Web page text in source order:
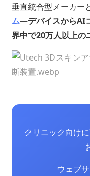
垂直統合型メーカー
ム—デバイスからAI
界中で20万人以上の
クリニック向け
ウェブ